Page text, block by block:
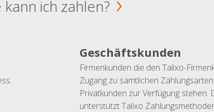
kann ich zahlen?
Geschäftskunden
Firmenkunden die den Talixo-
Zugang zu sämtlichen
Privatkunden zur Verfügung stehen.
unterstützt Talixo